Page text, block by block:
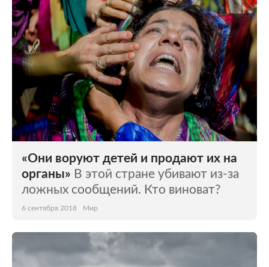
«Они воруют детей и продают их на
органы» В этой стране убивают из-за
ложных сообщений. Кто виноват?
6 сентября 2018 Мир